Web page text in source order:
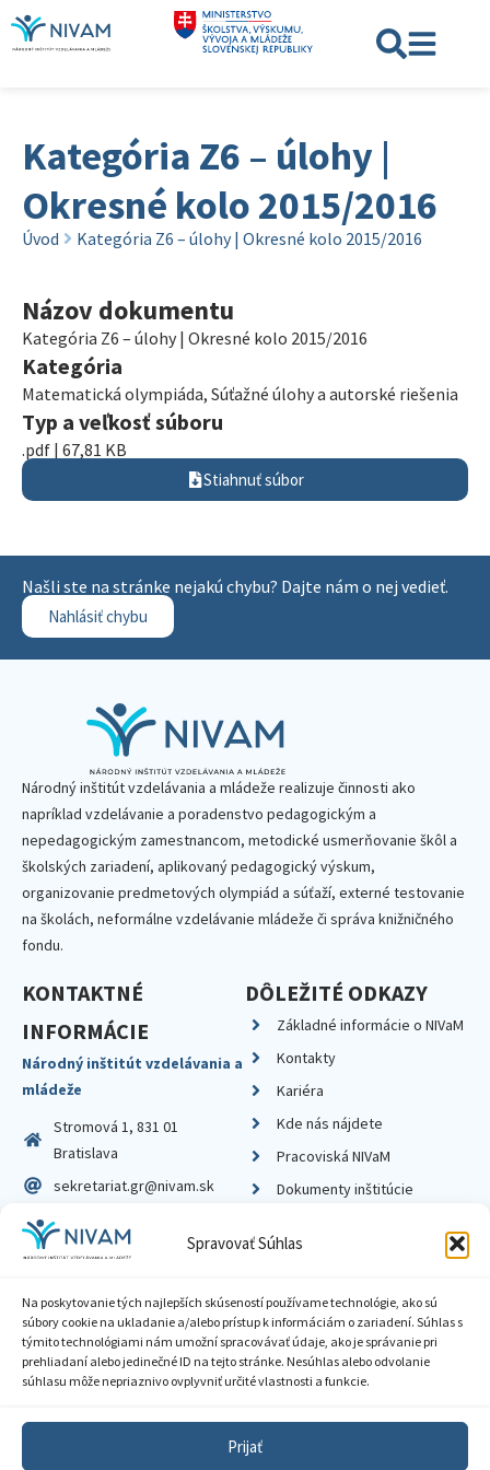
Spravovať Súhlas
Na poskytovanie tých najlepších skúseností používame technológie, ako sú
súbory cookie na ukladanie a/alebo prístup k informáciám o zariadení. Súhlas s
týmito technológiami nám umožní spracovávať údaje, ako je správanie pri
prehliadaní alebo jedinečné ID na tejto stránke. Nesúhlas alebo odvolanie
súhlasu môže nepriaznivo ovplyvniť určité vlastnosti a funkcie.
Prijať
Kategória Z6 – úlohy |
Okresné kolo 2015/2016
Úvod Kategória Z6 – úlohy | Okresné kolo 2015/2016
Názov dokumentu
Kategória Z6 – úlohy | Okresné kolo 2015/2016
Kategória
Matematická olympiáda, Súťažné úlohy a autorské riešenia
Typ a veľkosť súboru
.pdf | 67,81 KB
Stiahnuť súbor
Našli ste na stránke nejakú chybu? Dajte nám o nej vedieť.
Nahlásiť chybu
Národný inštitút vzdelávania a mládeže realizuje činnosti ako
napríklad vzdelávanie a poradenstvo pedagogickým a
nepedagogickým zamestnancom, metodické usmerňovanie škôl a
školských zariadení, aplikovaný pedagogický výskum,
organizovanie predmetových olympiád a súťaží, externé testovanie
na školách, neformálne vzdelávanie mládeže či správa knižničného
fondu.
KONTAKTNÉ
INFORMÁCIE
Národný inštitút vzdelávania a
mládeže
Stromová 1, 831 01
Bratislava
sekretariat.gr@nivam.sk
IČO: 00164348
DIČ: 2020798714
DÔLEŽITÉ ODKAZY
Základné informácie o NIVaM
Kontakty
Kariéra
Kde nás nájdete
Pracoviská NIVaM
Dokumenty inštitúcie
Zásady ochrany súkromia
Sprístupnenie informácií